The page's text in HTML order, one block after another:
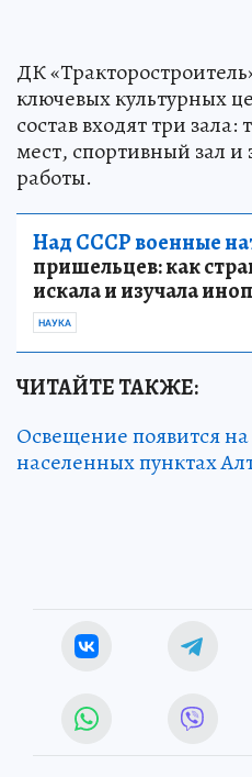
ДК
ключевых культурных
состав входят три
мест, спортивный зал
работы.
Над СССР военные
пришельцев: как
искала и изучала
НАУКА
ЧИТАЙТЕ ТАКЖЕ:
Освещение появится на
населенных пунктах